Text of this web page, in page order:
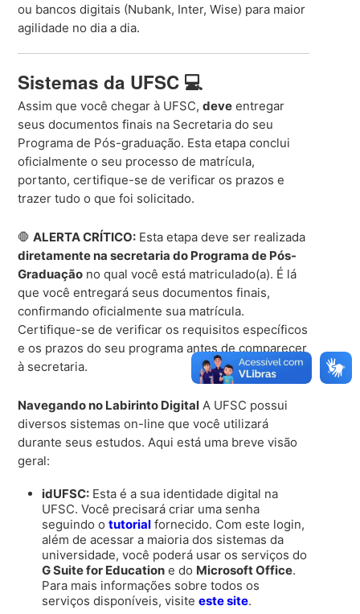
ou bancos digitais (Nubank, Inter, Wise) para maior
agilidade no dia a dia.
Sistemas da UFSC 💻
Assim que você chegar à UFSC,deve entregar
seus documentos finais na Secretaria do seu
Programa de Pós-graduação. Esta etapa conclui
oficialmente o seu processo de matrícula,
portanto, certifique-se de verificar os prazos e
trazer tudo o que foi solicitado.
🛑ALERTA CRÍTICO: Esta etapa deve ser realizada
diretamente na secretaria do Programa de Pós-
Graduação no qual você está matriculado(a). É lá
que você entregará seus documentos finais,
confirmando oficialmente sua matrícula.
Certifique-se de verificar os requisitos específicos
e os prazos do seu programa antes de comparecer
à secretaria.
Navegando no Labirinto Digital A UFSC possui
diversos sistemas on-line que você utilizará
durante seus estudos. Aqui está uma breve visão
geral:
idUFSC: Esta é a sua identidade digital na
UFSC. Você precisará criar uma senha
seguindo otutorial fornecido. Com este login,
além de acessar a maioria dos sistemas da
universidade, você poderá usar os serviços do
G Suite for Education e do Microsoft Office.
Para mais informações sobre todos os
serviços disponíveis, visiteeste site.